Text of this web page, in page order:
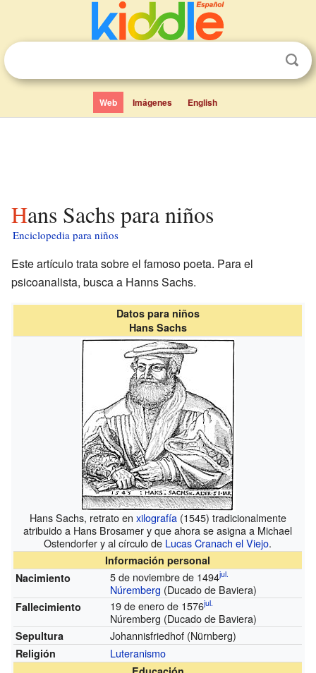
Web Imágenes English
Hans Sachs para niños
Enciclopedia para niños
Este artículo trata sobre el famoso poeta. Para el
psicoanalista, busca a Hanns Sachs.
Datos para niños
Hans Sachs
Hans Sachs, retrato en xilografía(1545) tradicionalmente
atribuido a Hans Brosamer y que ahora se asigna a Michael
Ostendorfer y al círculo de Lucas Cranach el Viejo.
Información personal
Nacimiento
5 de noviembre de 1494jul.
Núremberg (Ducado de Baviera)
Fallecimiento 19 de enero de 1576jul.
Núremberg (Ducado de Baviera)
Sepultura Johannisfriedhof (Nürnberg)
Religión Luteranismo